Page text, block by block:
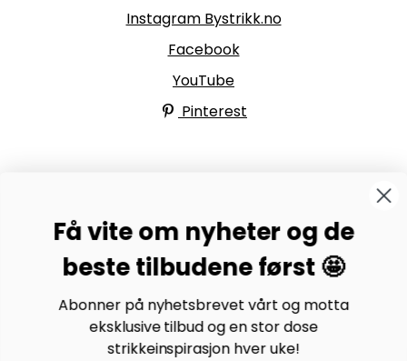
Instagram Bystrikk.no
Facebook
YouTube
Pinterest
Bli medlem av Bystrikk-forumet vårt på Facebook og
møt både designere og teststrikkere, samt 31.000
andre Bystrikkere som deler erfaringer, bilder og
inspirasjon.
Bli medlem her.
Få vite om nyheter og de
beste tilbudene først 🤩
Abonner på nyhetsbrevet vårt og motta
eksklusive tilbud og en stor dose
strikkeinspirasjon hver uke!